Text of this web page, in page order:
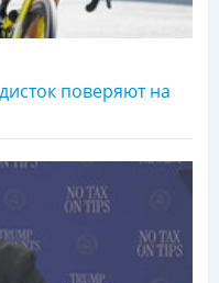
поверяют на